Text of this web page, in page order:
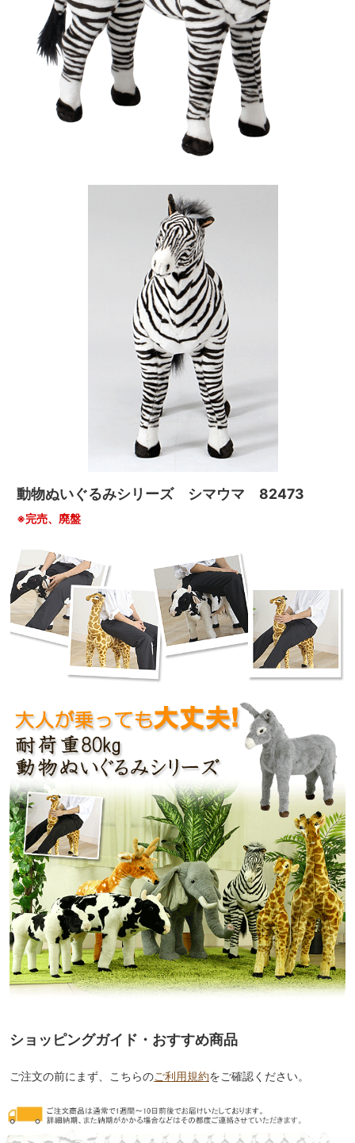
動物ぬいぐるみシリーズ シマウマ 82473
※完売、廃盤
ショッピングガイド・おすすめ商品
ご注文の前にまず、こちらのご利用規約をご確認ください。